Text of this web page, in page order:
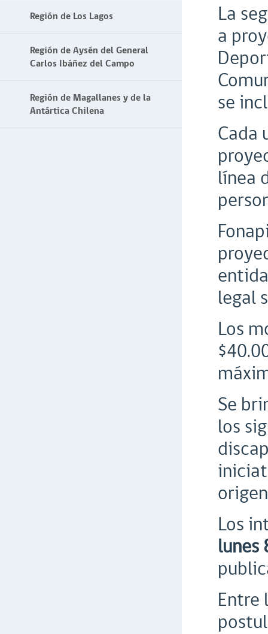
Región de Los Lagos
Región de Aysén del General
Carlos Ibáñez del Campo
Región de Magallanes y de la
Antártica Chilena
La
a
se
Cada
línea
legal
Los
Se
los
Los
lunes
Entre